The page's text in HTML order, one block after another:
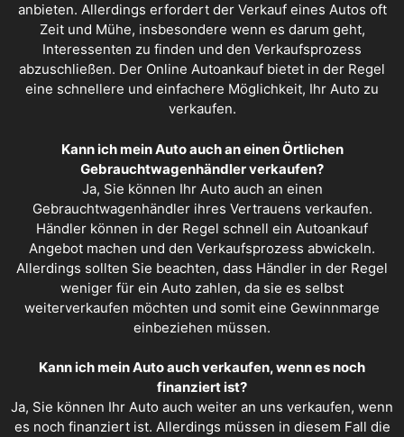
anbieten. Allerdings erfordert der Verkauf eines Autos oft
Zeit und Mühe, insbesondere wenn es darum geht,
Interessenten zu finden und den Verkaufsprozess
abzuschließen. Der Online Autoankauf bietet in der Regel
eine schnellere und einfachere Möglichkeit, Ihr Auto zu
verkaufen.
Kann ich mein Auto auch an einen Örtlichen
Gebrauchtwagenhändler verkaufen?
Ja, Sie können Ihr Auto auch an einen
Gebrauchtwagenhändler ihres Vertrauens verkaufen.
Händler können in der Regel schnell ein Autoankauf
Angebot machen und den Verkaufsprozess abwickeln.
Allerdings sollten Sie beachten, dass Händler in der Regel
weniger für ein Auto zahlen, da sie es selbst
weiterverkaufen möchten und somit eine Gewinnmarge
einbeziehen müssen.
Kann ich mein Auto auch verkaufen, wenn es noch
finanziert ist?
Ja, Sie können Ihr Auto auch weiter an uns verkaufen, wenn
es noch finanziert ist. Allerdings müssen in diesem Fall die